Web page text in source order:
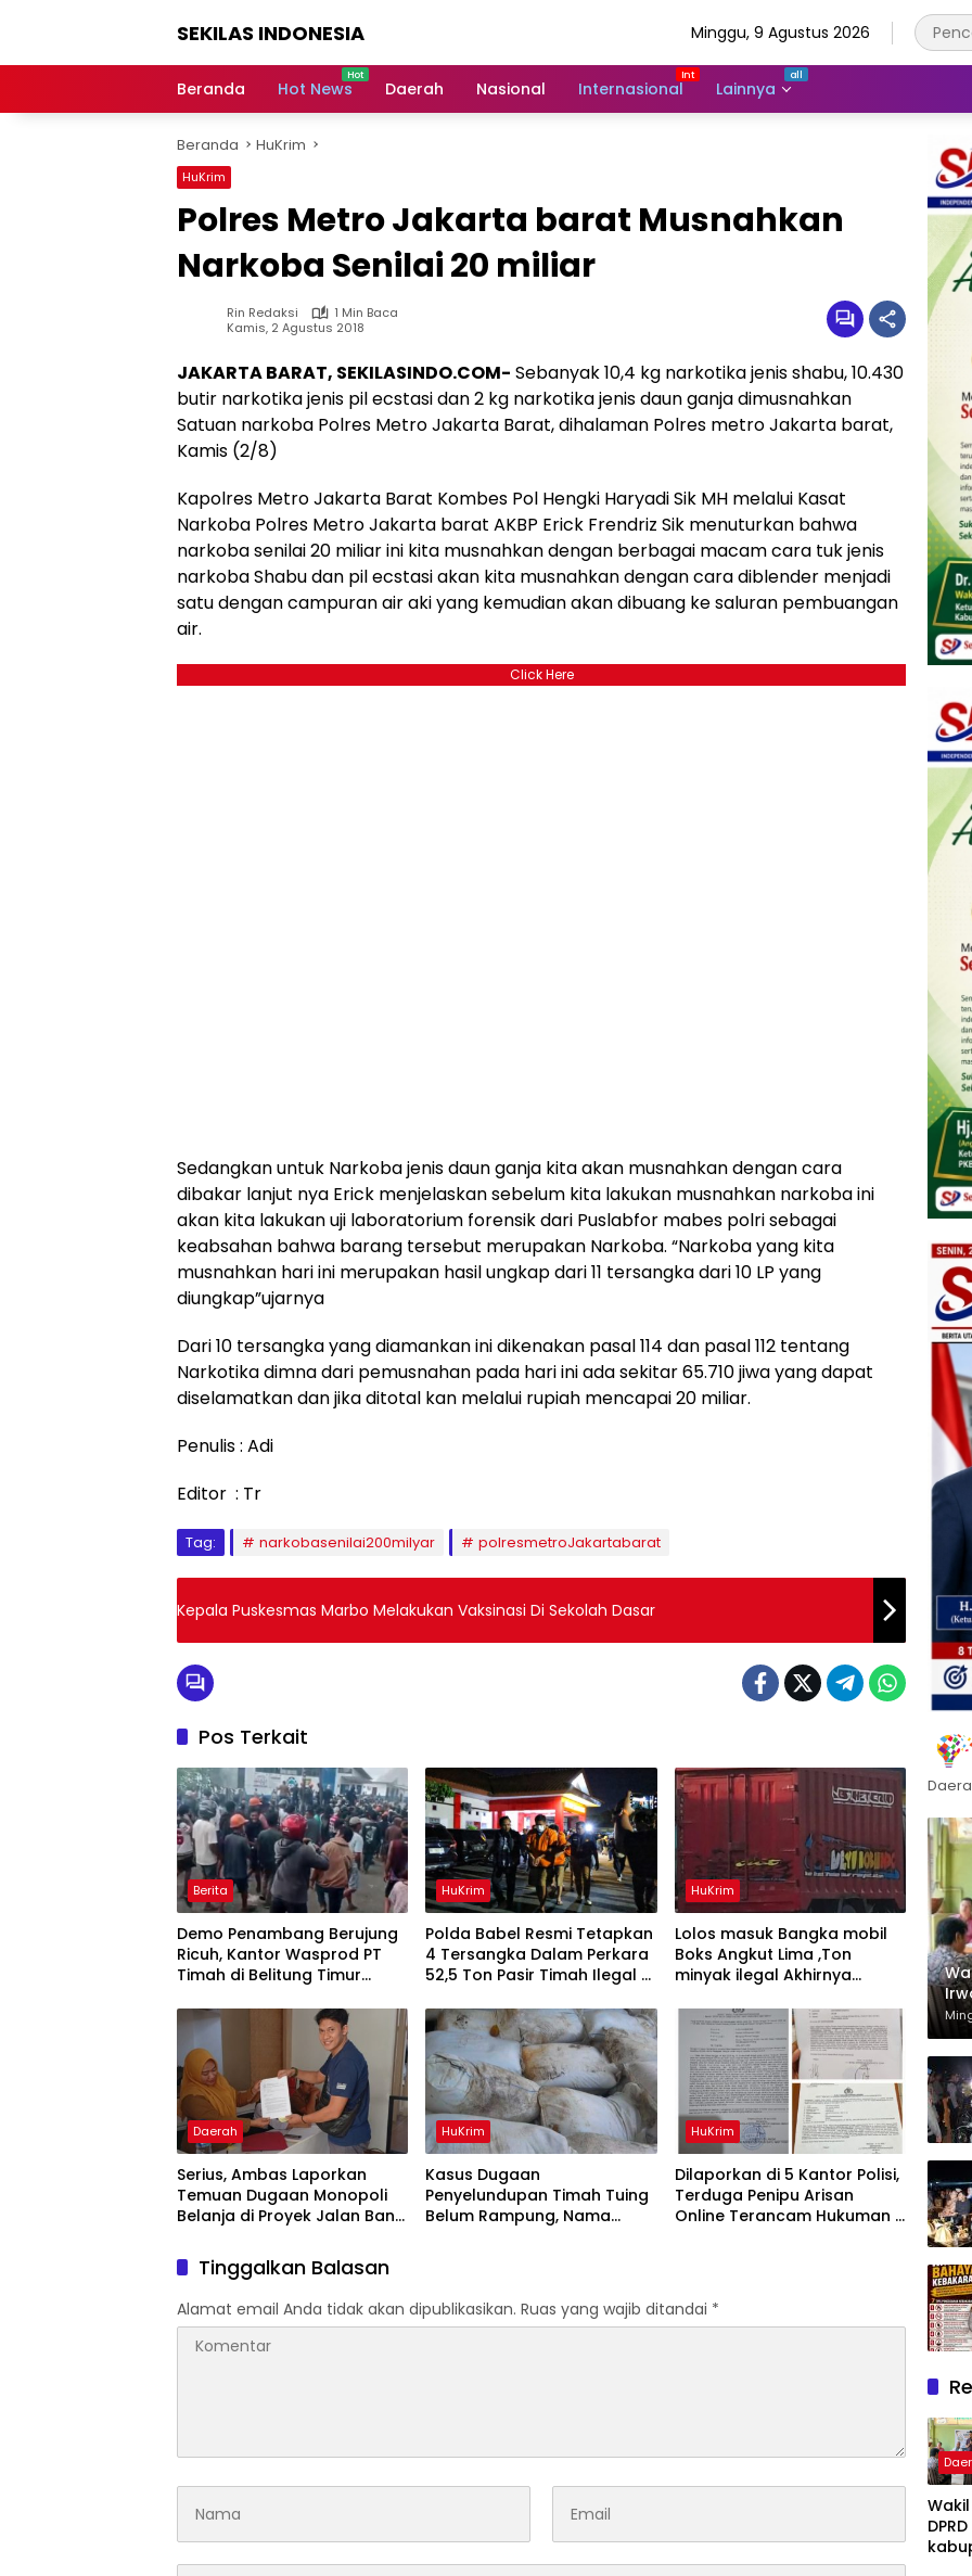
SEKILAS INDONESIA
Terkini,
Latest
World,
Headlines,
News
Minggu, 9 Agustus 2026
Beranda Hot News Daerah Nasional Internasional Lainnya
Beranda HuKrim
HuKrim
Polres Metro Jakarta barat Musnahkan
Narkoba Senilai 20 miliar
Rin Redaksi
1 Min Baca
Kamis, 2 Agustus 2018
JAKARTA BARAT, SEKILASINDO.COM- Sebanyak 10,4 kg narkotika jenis shabu, 10.430
butir narkotika jenis pil ecstasi dan 2 kg narkotika jenis daun ganja dimusnahkan
Satuan narkoba Polres Metro Jakarta Barat, dihalaman Polres metro Jakarta barat,
Kamis (2/8)
Kapolres Metro Jakarta Barat Kombes Pol Hengki Haryadi Sik MH melalui Kasat
Narkoba Polres Metro Jakarta barat AKBP Erick Frendriz Sik menuturkan bahwa
narkoba senilai 20 miliar ini kita musnahkan dengan berbagai macam cara tuk jenis
narkoba Shabu dan pil ecstasi akan kita musnahkan dengan cara diblender menjadi
satu dengan campuran air aki yang kemudian akan dibuang ke saluran pembuangan
air.
Click Here
Sedangkan untuk Narkoba jenis daun ganja kita akan musnahkan dengan cara
dibakar lanjut nya Erick menjelaskan sebelum kita lakukan musnahkan narkoba ini
akan kita lakukan uji laboratorium forensik dari Puslabfor mabes polri sebagai
keabsahan bahwa barang tersebut merupakan Narkoba. “Narkoba yang kita
musnahkan hari ini merupakan hasil ungkap dari 11 tersangka dari 10 LP yang
diungkap”ujarnya
Dari 10 tersangka yang diamankan ini dikenakan pasal 114 dan pasal 112 tentang
Narkotika dimna dari pemusnahan pada hari ini ada sekitar 65.710 jiwa yang dapat
diselamatkan dan jika ditotal kan melalui rupiah mencapai 20 miliar.
Penulis : Adi
Editor : Tr
Tag: narkobasenilai200milyar polresmetroJakartabarat
Kepala Puskesmas Marbo Melakukan Vaksinasi Di Sekolah Dasar
Pos Terkait
Berita
Demo Penambang Berujung
Ricuh, Kantor Wasprod PT
Timah di Belitung Timur
HuKrim
Polda Babel Resmi Tetapkan
4 Tersangka Dalam Perkara
52,5 Ton Pasir Timah Ilegal Di
HuKrim
Lolos masuk Bangka mobil
Boks Angkut Lima ,Ton
minyak ilegal Akhirnya
Daerah
Serius, Ambas Laporkan
‎Temuan Dugaan Monopoli
Belanja di Proyek Jalan Bang
HuKrim
Kasus Dugaan
Penyelundupan Timah Tuing
Belum Rampung, Nama
HuKrim
Dilaporkan di 5 Kantor Polisi,
Terduga Penipu Arisan
Online Terancam Hukuman 4
Tinggalkan Balasan
Alamat email Anda tidak akan dipublikasikan. Ruas yang wajib ditandai *
DPRD